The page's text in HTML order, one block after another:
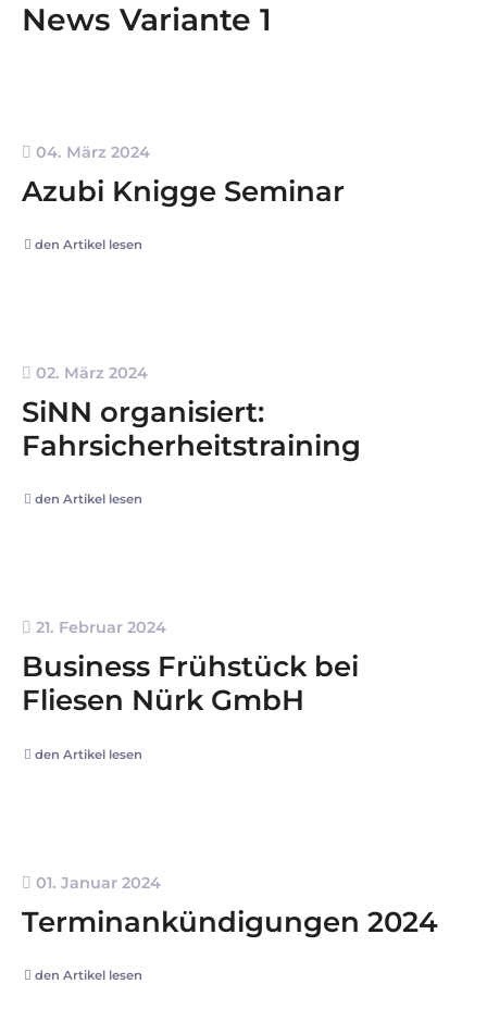
News Variante 1
04. März 2024
Azubi Knigge Seminar
den Artikel lesen
02. März 2024
SiNN organisiert:
Fahrsicherheitstraining
den Artikel lesen
21. Februar 2024
Business Frühstück bei
Fliesen Nürk GmbH
den Artikel lesen
01. Januar 2024
Terminankündigungen 2024
den Artikel lesen